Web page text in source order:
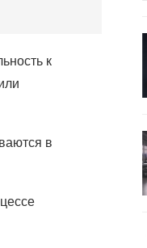
к
в